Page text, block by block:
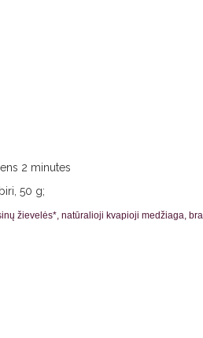
2 minutes
50 g;
žievelės*, natūralioji kvapioji medžiaga,